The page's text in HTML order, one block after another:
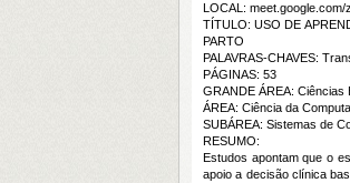
LOCAL: meet.google.com/
TÍTULO: USO DE
PARTO
PALAVRAS-CHAVES:
PÁGINAS: 53
GRANDE ÁREA: Ciências
ÁREA: Ciência da
SUBÁREA: Sistemas de
RESUMO:
Estudos apontam que o
apoio a decisão clínica